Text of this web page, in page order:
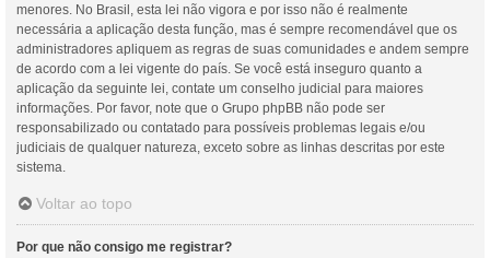
menores. No Brasil, esta lei não vigora e por isso não é realmente
necessária a aplicação desta função, mas é sempre recomendável que os
administradores apliquem as regras de suas comunidades e andem sempre
de acordo com a lei vigente do país. Se você está inseguro quanto a
aplicação da seguinte lei, contate um conselho judicial para maiores
informações. Por favor, note que o Grupo phpBB não pode ser
responsabilizado ou contatado para possíveis problemas legais e/ou
judiciais de qualquer natureza, exceto sobre as linhas descritas por este
sistema.
Voltar ao topo
Por que não consigo me registrar?